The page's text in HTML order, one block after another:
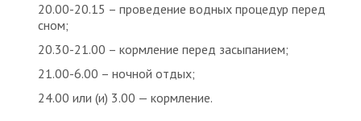
20.00-20.15 – проведение водных процедур перед
сном;
20.30-21.00 – кормление перед засыпанием;
21.00-6.00 – ночной отдых;
24.00 или (и) 3.00 — кормление.